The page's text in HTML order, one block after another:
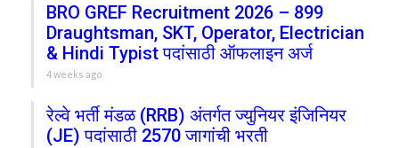
BRO GREF Recruitment 2026 – 899
Draughtsman, SKT, Operator, Electrician
& Hindi Typist पदांसाठी ऑफलाइन अर्ज
4 weeks ago
रेल्वे भर्ती मंडळ (RRB) अंतर्गत ज्युनियर इंजिनियर
(JE) पदांसाठी 2570 जागांची भरती